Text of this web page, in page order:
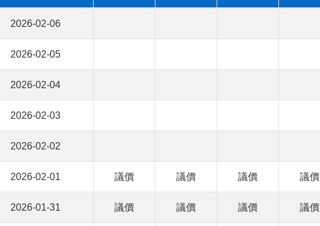
2026-02-06
2026-02-05
2026-02-04
2026-02-03
2026-02-02
2026-02-01 議價 議價 議價 議價
2026-01-31 議價 議價 議價 議價